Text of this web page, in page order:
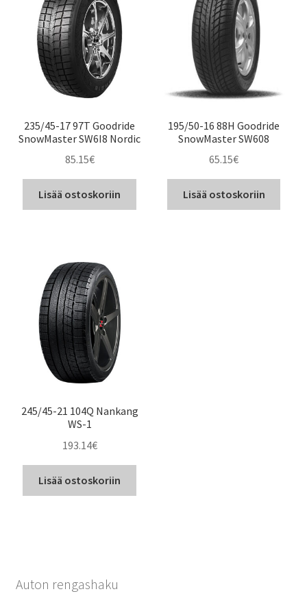
235/45-17 97T Goodride
SnowMaster SW6I8 Nordic
85.15€
Lisää ostoskoriin
195/50-16 88H Goodride
SnowMaster SW608
65.15€
Lisää ostoskoriin
245/45-21 104Q Nankang
WS-1
193.14€
Lisää ostoskoriin
Auton rengashaku